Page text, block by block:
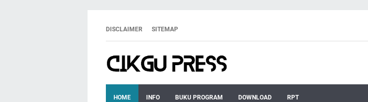
DISCLAIMER SITEMAP
HOME INFO BUKU PROGRAM DOWNLOAD RPT